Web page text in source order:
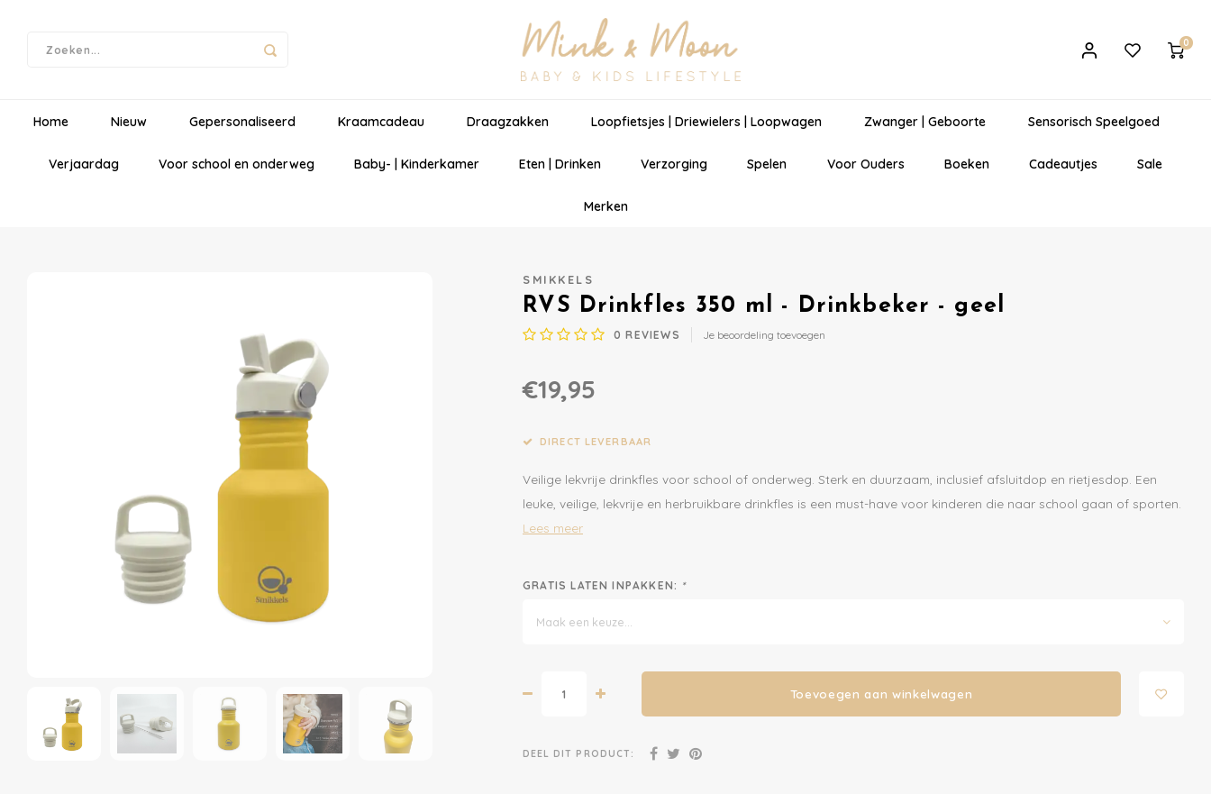
0
Home Nieuw Gepersonaliseerd Kraamcadeau Draagzakken Loopfietsjes | Driewielers | Loopwagen Zwanger | Geboorte Sensorisch Speelgoed
Verjaardag Voor school en onderweg Baby- | Kinderkamer Eten | Drinken Verzorging Spelen Voor Ouders Boeken Cadeautjes Sale
Merken
SMIKKELS
RVS Drinkfles 350 ml - Drinkbeker - geel
0 REVIEWS Je beoordeling toevoegen
€19,95
DIRECT LEVERBAAR
Veilige lekvrije drinkfles voor school of onderweg. Sterk en duurzaam, inclusief afsluitdop en rietjesdop. Een
leuke, veilige, lekvrije en herbruikbare drinkfles is een must-have voor kinderen die naar school gaan of sporten.
Lees meer
GRATIS LATEN INPAKKEN: *
Maak een keuze...
Toevoegen aan winkelwagen
DEEL DIT PRODUCT: